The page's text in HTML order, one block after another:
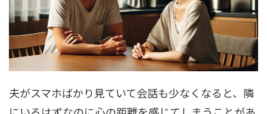
夫がスマホばかり見ていて会話も少なくなると、隣